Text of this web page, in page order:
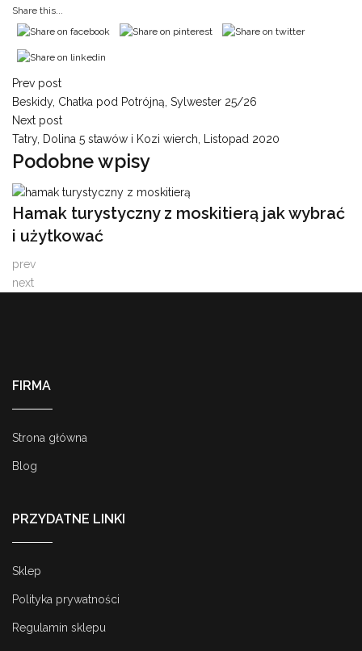
Share this...
Prev post
Beskidy, Chatka pod Potrójną, Sylwester 25/26
Next post
Tatry, Dolina 5 stawów i Kozi wierch, Listopad 2020
Podobne wpisy
Hamak turystyczny z moskitierą jak wybrać
i użytkować
26 maja 2026
prev
next
FIRMA
Strona główna
Blog
PRZYDATNE LINKI
Sklep
Polityka prywatności
Regulamin sklepu